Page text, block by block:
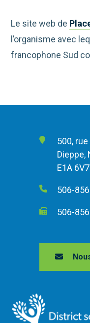
Le site web de
l’organisme avec
francophone Sud
500,
Dieppe,
E1A 6V7
506-
506-